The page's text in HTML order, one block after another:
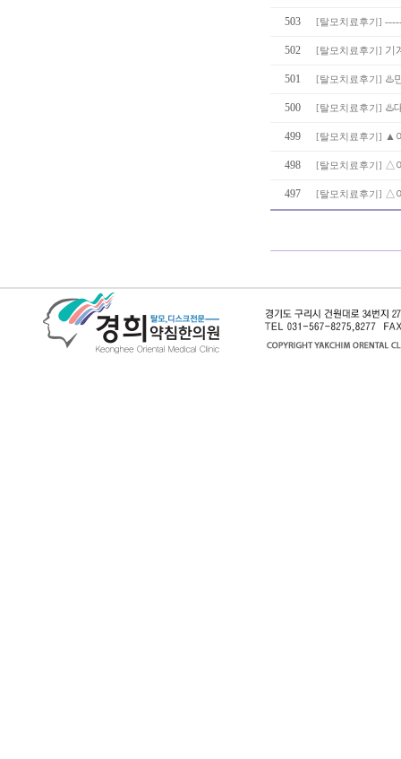
503 [탈모치료후기 ]
502 [탈모치료후기 ] 기
501 [탈모치료후기 ] ♨️
500 [탈모치료후기 ] ♨️
499 [탈모치료후기 ] ▲
498 [탈모치료후기 ] △
497 [탈모치료후기 ] △